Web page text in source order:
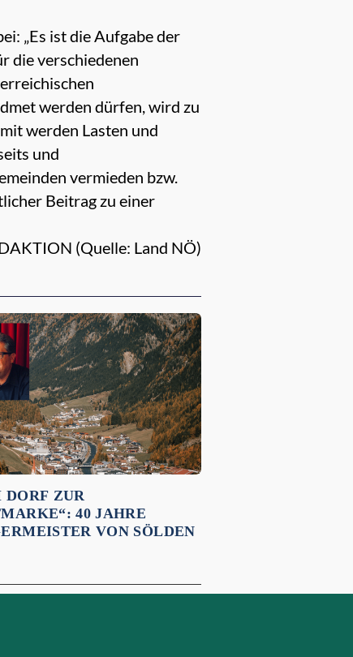
„Es ist die Aufgabe der
die verschiedenen
werden dürfen, wird zu
werden Lasten und
und
vermieden bzw.
Beitrag zu einer
(Quelle: Land NÖ)
DORF ZUR
40 JAHRE
VON SÖLDEN